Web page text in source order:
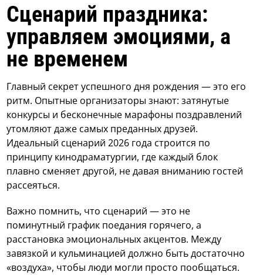
Сценарий праздника:
управляем эмоциями, а
не временем
Главный секрет успешного дня рождения — это его
ритм. Опытные организаторы знают: затянутые
конкурсы и бесконечные марафоны поздравлений
утомляют даже самых преданных друзей.
Идеальный сценарий 2026 года строится по
принципу кинодраматургии, где каждый блок
плавно сменяет другой, не давая вниманию гостей
рассеяться.
Важно помнить, что сценарий — это не
поминутный график поедания горячего, а
расстановка эмоциональных акцентов. Между
завязкой и кульминацией должно быть достаточно
«воздуха», чтобы люди могли просто пообщаться.